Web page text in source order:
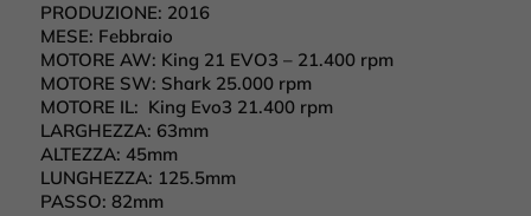
PRODUZIONE: 2016
MESE: Febbraio
MOTORE AW: King 21 EVO3 – 21.400 rpm
MOTORE SW: Shark 25.000 rpm
MOTORE IL: King Evo3 21.400 rpm
LARGHEZZA: 63mm
ALTEZZA: 45mm
LUNGHEZZA: 125.5mm
PASSO: 82mm